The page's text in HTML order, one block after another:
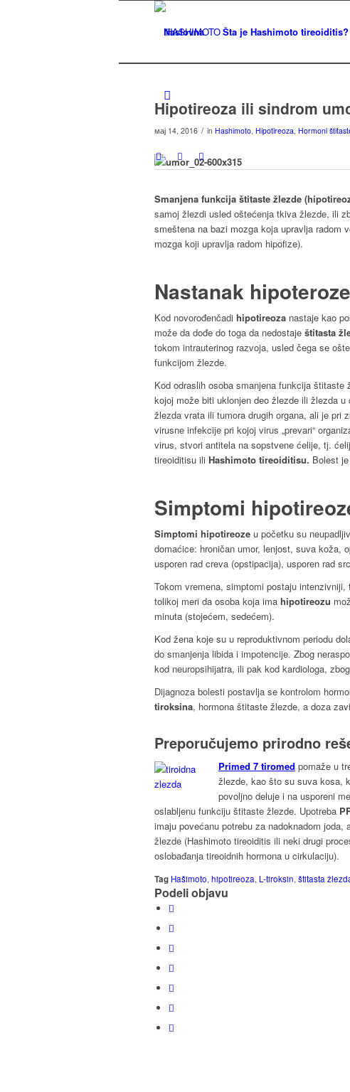
Naslovna Šta je Hashimoto tireoiditis?
Hipotireoza ili sindrom
мај 14, 2016 / in Hashimoto, Hipotireoza, Hormoni
Smanjena funkcija štitaste žlezde
samoj žlezdi usled oštećenja tkiva žlezde, ili
smeštena na bazi mozga koja upravlja radom
mozga koji upravlja radom hipofize).
Nastanak
Kod novorođenčadi hipotireoza nastaje kao
može da dođe do toga da nedostaje štitasta
tokom intrauterinog razvoja, usled čega se
funkcijom žlezde.
Kod odraslih osoba smanjena funkcija
kojoj može biti uklonjen deo žlezde ili žlezda
žlezda vrata ili tumora drugih organa, ali je pri
virusne infekcije pri kojoj virus „prevari“
virus, stvori antitela na sopstvene ćelije, tj.
tireoiditisu ili Hashimoto tireoiditisu. Bolest
Simptomi
Simptomi hipotireoze u početku su
domaćice: hroničan umor, lenjost, suva koža,
usporen rad creva (opstipacija), usporen rad
Tokom vremena, simptomi postaju
tolikoj meri da osoba koja ima hipotireozu
minuta (stojećem, sedećem).
Kod žena koje su u reproduktivnom periodu
do smanjenja libida i impotencije. Zbog
kod neuropsihijatra, ili pak kod kardiologa,
Dijagnoza bolesti postavlja se kontrolom
tiroksina, hormona štitaste žlezde, a doza
Preporučujemo prirodno
Primed 7 tiromed pomaže u
žlezde, kao što su suva kosa,
povoljno deluje i na usporeni
oslabljenu funkciju štitaste žlezde. Upotreba
imaju povećanu potrebu za nadoknadom
žlezde (Hashimoto tireoiditis ili neki drugi
oslobađanja tireoidnih hormona u cirkulaciju).
Tag Hašimoto,hipotireoza, L-tiroksin,štitasta
Podeli objavu